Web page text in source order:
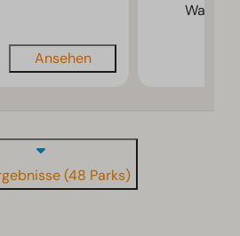
Ansehen
Wasser
(48 Parks)